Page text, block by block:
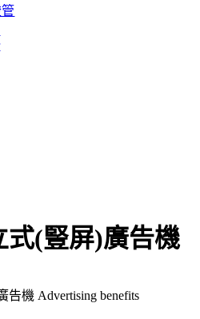
式(豎屏)廣告機
告機 Advertising benefits